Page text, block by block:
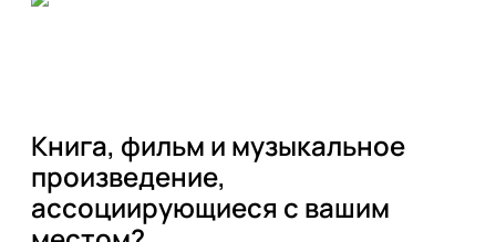
Книга, фильм и музыкальное
произведение,
ассоциирующиеся с вашим